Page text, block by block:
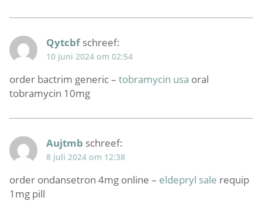
Qytcbf schreef:
10 juni 2024 om 02:54
order bactrim generic – tobramycin usa oral
tobramycin 10mg
Aujtmb schreef:
8 juli 2024 om 12:38
order ondansetron 4mg online – eldepryl sale requip
1mg pill